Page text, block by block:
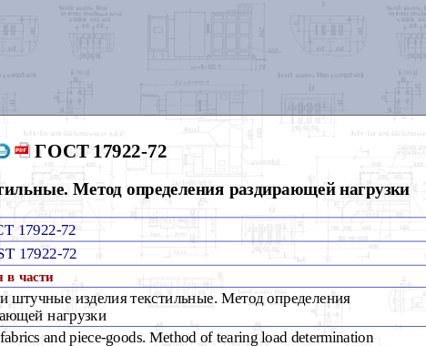
ГОСТ 17922-72
Метод определения раздирающей нагрузки
17922-72
17922-72
в части
штучные изделия текстильные. Метод определения
нагрузки
and piece-goods. Method of tearing load determination